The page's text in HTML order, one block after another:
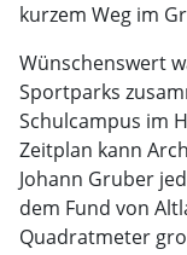
kurzem Weg im
Wünschenswert
Sportparks
Schulcampus im
Zeitplan kann
Johann Gruber
dem Fund von
Quadratmeter